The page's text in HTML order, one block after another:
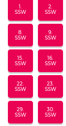
1.
SSW
2.
SSW
8.
SSW
9.
SSW
15.
SSW
16.
SSW
22.
SSW
23.
SSW
29.
SSW
30.
SSW